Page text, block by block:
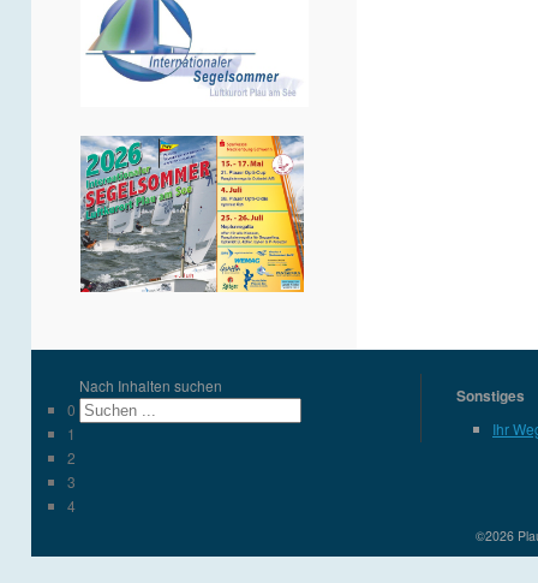
0
1
2
3
4
Nach Inhalten suchen Sonstiges
Ihr
©2026